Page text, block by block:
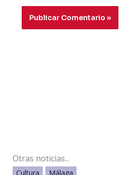
Otras noticias...
Cultura Málaga